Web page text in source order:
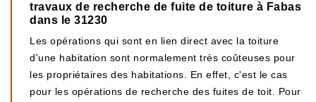
travaux de recherche de fuite de toiture à Fabas
dans le 31230
Les opérations qui sont en lien direct avec la toiture
d'une habitation sont normalement très coûteuses pour
les propriétaires des habitations. En effet, c'est le cas
pour les opérations de recherche des fuites de toit. Pour